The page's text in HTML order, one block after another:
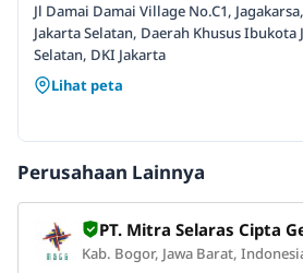
Jl Damai Damai Village No.C1,
Jakarta Selatan, Daerah Khusus Ibukota
Selatan, DKI Jakarta
Lihat peta
Perusahaan Lainnya
PT. Mitra Selaras Cipta
Kab. Bogor, Jawa Barat,